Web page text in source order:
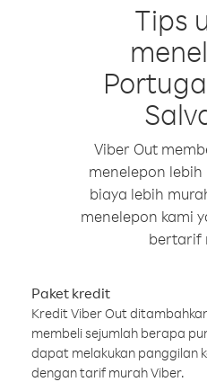
Tips
Viber Out
menelepon
biaya lebih
menelepon kami
bertarif
Paket kredit
Kredit Viber Out
membeli sejumlah berapa
dapat melakukan panggilan
dengan tarif murah Viber.